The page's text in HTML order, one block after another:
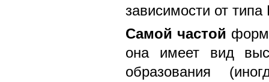
зависимости от типа
Самой частой
она имеет вид
образования